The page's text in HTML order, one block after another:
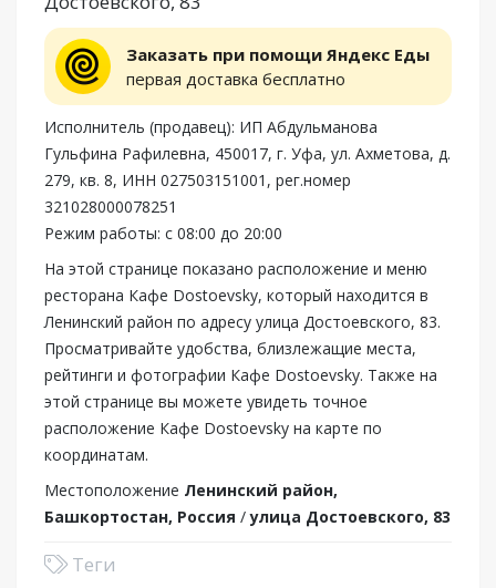
Заказать при помощи Яндекс Еды
первая доставка бесплатно
Исполнитель (продавец): ИП Абдульманова
Гульфина Рафилевна, 450017, г. Уфа, ул. Ахметова, д.
279, кв. 8, ИНН 027503151001, рег.номер
321028000078251
Режим работы: с 08:00 до 20:00
На этой странице показано расположение и меню
ресторана Кафе Dostoevsky, который находится в
Ленинский район по адресу улица Достоевского, 83.
Просматривайте удобства, близлежащие места,
рейтинги и фотографии Кафе Dostoevsky. Также на
этой странице вы можете увидеть точное
расположение Кафе Dostoevsky на карте по
координатам.
Местоположение Ленинский район,
Башкортостан, Россия /улица Достоевского, 83
Теги